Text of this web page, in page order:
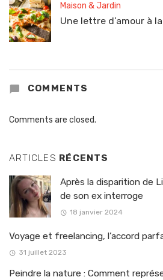
Maison & Jardin
Une lettre d’amour à
COMMENTS
Comments are closed.
ARTICLES RÉCENTS
Après la disparition de
de son ex interroge
18 janvier 2024
Voyage et freelancing, l’accord
31 juillet 2023
Peindre la nature : Comment